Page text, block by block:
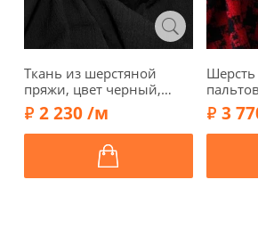
Ткань из шерстяной
пряжи, цвет черный,
01626
2 230 /м
клык",
3